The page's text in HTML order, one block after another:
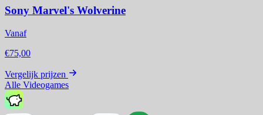
Sony Marvel's Wolverine
Vanaf
€75,00
Vergelijk prijzen
Alle Videogames